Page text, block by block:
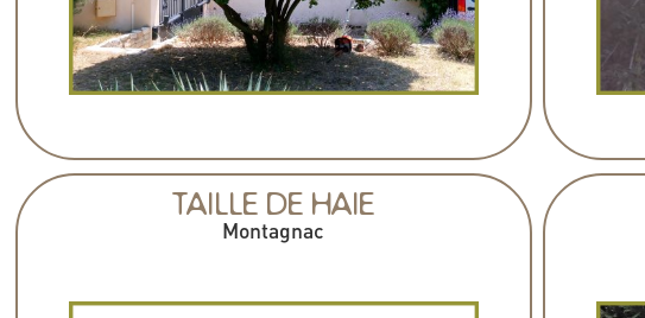
TAILLE DE HAIE
Montagnac